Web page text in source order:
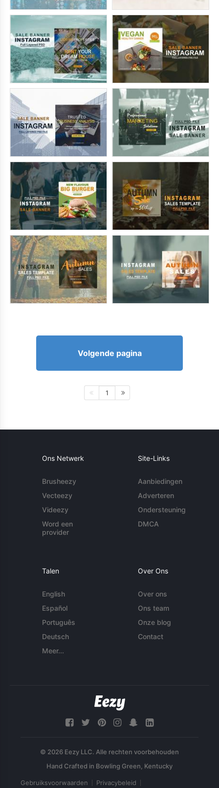
Volgende pagina
1
Ons Netwerk
Brusheezy
Vecteezy
Videezy
Word een
provider
Site-Links
Aanbiedingen
Adverteren
Ondersteuning
DMCA
Talen
English
Español
Português
Deutsch
Meer...
Over Ons
Over ons
Ons team
Onze blog
Contact
© 2026 Eezy LLC. Alle rechten voorbehouden
Gebruiksvoorwaarden Privacybeleid